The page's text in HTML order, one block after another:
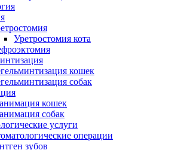
Уретростомия кота
кошек
собак
кошек
собак
услуги
операции
зубов